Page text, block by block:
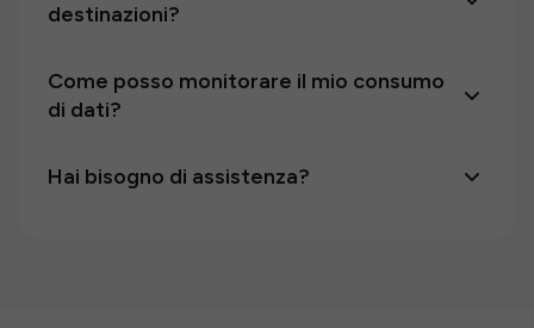
destinazioni?
Come posso monitorare il mio consumo
di dati?
Hai bisogno di assistenza?